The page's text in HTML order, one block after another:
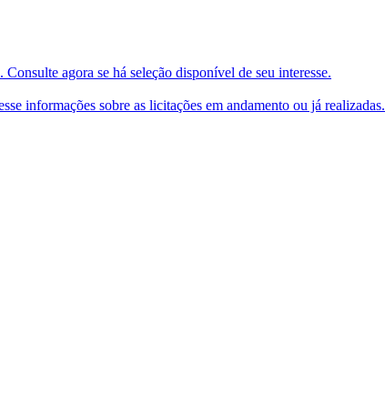
agora se há seleção disponível de seu interesse.
informações sobre as licitações em andamento ou já realizadas.